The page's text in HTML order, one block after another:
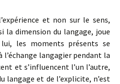
et non sur le sens,
la dimension du langage, joue
les moments présents se
langagier pendant la
et s’influencent l’un l’autre,
langage et de l’explicite, n’est